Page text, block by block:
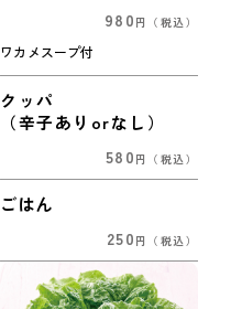
980 円 （税込）
ワカメスープ付
クッパ
（辛子ありorなし）
580 円 （税込）
ごはん
250 円 （税込）